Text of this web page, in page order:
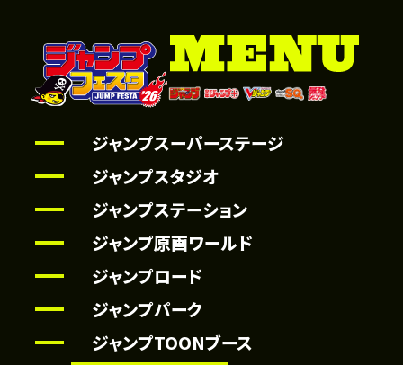
ジャンプスーパーステージ
ジャンプスタジオ
ジャンプステーション
ジャンプ原画ワールド
ジャンプロード
ジャンプパーク
ジャンプTOONブース